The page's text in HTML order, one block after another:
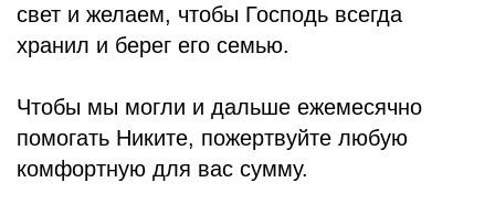
свет и желаем, чтобы Господь всегда
хранил и берег его семью.
Чтобы мы могли и дальше ежемесячно
помогать Никите, пожертвуйте любую
комфортную для вас сумму.